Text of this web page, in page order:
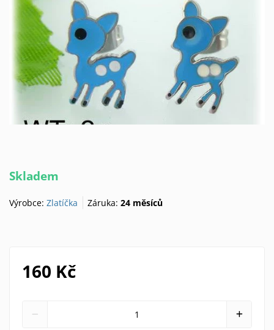
Skladem
Výrobce: Zlatíčka Záruka:24 měsíců
160 Kč